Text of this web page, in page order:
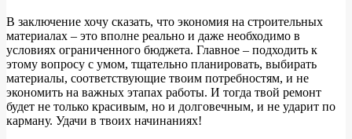
В заключение хочу сказать, что экономия на строительных
материалах – это вполне реально и даже необходимо в
условиях ограниченного бюджета. Главное – подходить к
этому вопросу с умом, тщательно планировать, выбирать
материалы, соответствующие твоим потребностям, и не
экономить на важных этапах работы. И тогда твой ремонт
будет не только красивым, но и долговечным, и не ударит по
карману. Удачи в твоих начинаниях!